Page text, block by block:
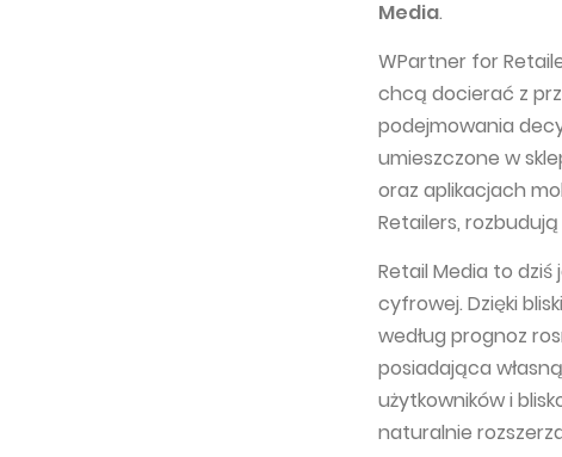
Media.
WPartner for
chcą docierać z
podejmowania
umieszczone w
oraz aplikacjach
Retailers,
Retail Media to
cyfrowej. Dzięki
według prognoz
posiadająca
użytkowników i
naturalnie